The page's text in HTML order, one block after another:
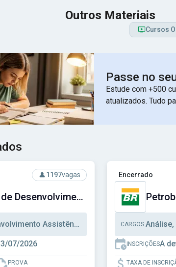
Outros Materiais
Cursos
Passe no
Estude com +500
atualizados. Tudo
de Desenvolvimento Social do Distrito
1197vagas
SEDES-DF - Secretaria de Desenvolvimento Social do Distrito Federal
Especialista Desenvolvimento Assistência Social, Técnico Desenvolvimento Assistência Social, Técnico Administrativo
07/2026
PROVA
Ver concurso:
Encerrado
CARGOS:
INSCRIÇÕESA
TAXA DE